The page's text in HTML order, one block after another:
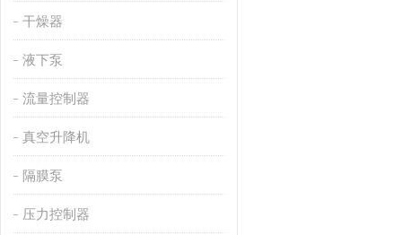
干燥器
液下泵
流量控制器
真空升降机
隔膜泵
压力控制器